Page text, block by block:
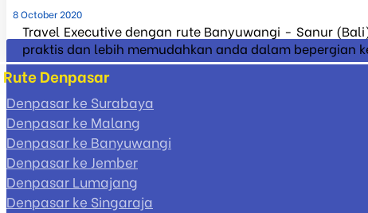
8 October 2020
Travel Executive dengan rute Banyuwangi - Sanur
praktis dan lebih memudahkan anda dalam bepergian
Rute Denpasar
Denpasar ke Surabaya
Denpasar ke Malang
Denpasar ke Banyuwangi
Denpasar ke Jember
Denpasar Lumajang
Denpasar ke Singaraja